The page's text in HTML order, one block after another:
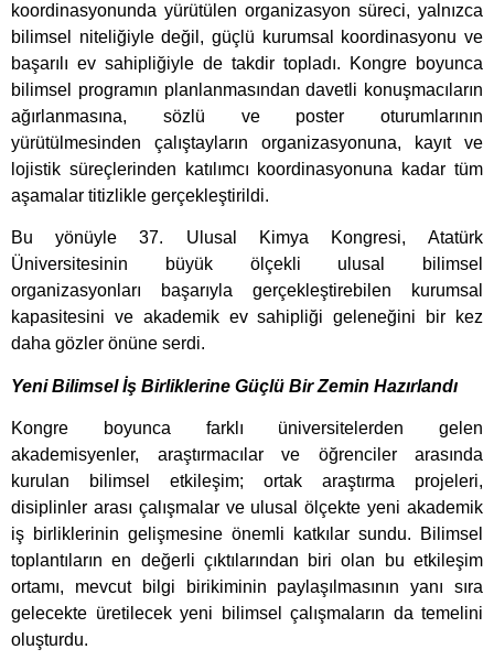
koordinasyonunda yürütülen organizasyon süreci, yalnızca
bilimsel niteliğiyle değil, güçlü kurumsal koordinasyonu ve
başarılı ev sahipliğiyle de takdir topladı. Kongre boyunca
bilimsel programın planlanmasından davetli konuşmacıların
ağırlanmasına, sözlü ve poster oturumlarının
yürütülmesinden çalıştayların organizasyonuna, kayıt ve
lojistik süreçlerinden katılımcı koordinasyonuna kadar tüm
aşamalar titizlikle gerçekleştirildi.
Bu yönüyle 37. Ulusal Kimya Kongresi, Atatürk
Üniversitesinin büyük ölçekli ulusal bilimsel
organizasyonları başarıyla gerçekleştirebilen kurumsal
kapasitesini ve akademik ev sahipliği geleneğini bir kez
daha gözler önüne serdi.
Yeni Bilimsel İş Birliklerine Güçlü Bir Zemin Hazırlandı
Kongre boyunca farklı üniversitelerden gelen
akademisyenler, araştırmacılar ve öğrenciler arasında
kurulan bilimsel etkileşim; ortak araştırma projeleri,
disiplinler arası çalışmalar ve ulusal ölçekte yeni akademik
iş birliklerinin gelişmesine önemli katkılar sundu. Bilimsel
toplantıların en değerli çıktılarından biri olan bu etkileşim
ortamı, mevcut bilgi birikiminin paylaşılmasının yanı sıra
gelecekte üretilecek yeni bilimsel çalışmaların da temelini
oluşturdu.